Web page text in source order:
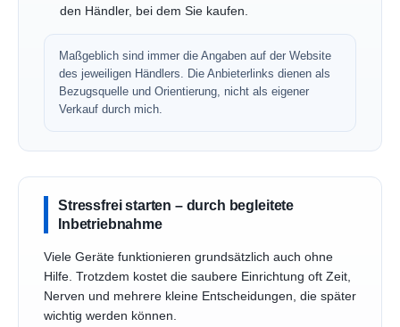
den Händler, bei dem Sie kaufen.
Maßgeblich sind immer die Angaben auf der Website
des jeweiligen Händlers. Die Anbieterlinks dienen als
Bezugsquelle und Orientierung, nicht als eigener
Verkauf durch mich.
Stressfrei starten – durch begleitete
Inbetriebnahme
Viele Geräte funktionieren grundsätzlich auch ohne
Hilfe. Trotzdem kostet die saubere Einrichtung oft Zeit,
Nerven und mehrere kleine Entscheidungen, die später
wichtig werden können.